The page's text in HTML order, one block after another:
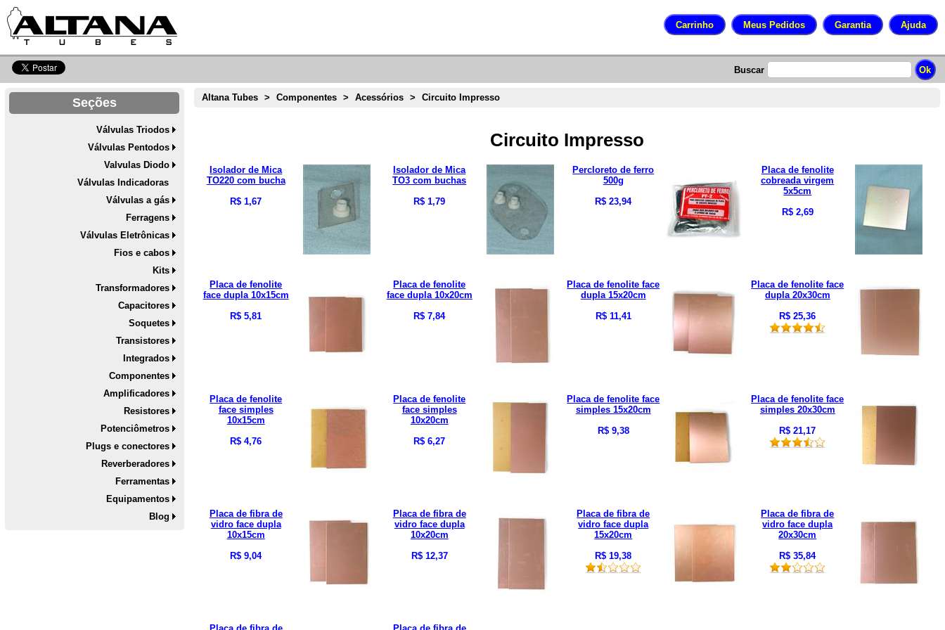
Buscar
Seções
Válvulas Triodos
Válvulas Pentodos
Valvulas Diodo
Válvulas Indicadoras
Válvulas a gás
Ferragens
Válvulas Eletrônicas
Fios e cabos
Kits
Transformadores
Capacitores
Soquetes
Transistores
Integrados
Componentes
Amplificadores
Resistores
Potenciômetros
Plugs e conectores
Reverberadores
Ferramentas
Equipamentos
Blog
Altana Tubes > Componentes > Acessórios > Circuito Impresso
Circuito Impresso
Isolador de Mica
TO220 com bucha
R$ 1,67
Isolador de Mica
TO3 com buchas
R$ 1,79
Percloreto de ferro
500g
R$ 23,94
Placa de fenolite
cobreada virgem
5x5cm
R$ 2,69
Placa de fenolite
face dupla 10x15cm
R$ 5,81
Placa de fenolite
face dupla 10x20cm
R$ 7,84
Placa de fenolite face
dupla 15x20cm
R$ 11,41
Placa de fenolite face
dupla 20x30cm
R$ 25,36
Placa de fenolite
face simples
10x15cm
R$ 4,76
Placa de fenolite
face simples
10x20cm
R$ 6,27
Placa de fenolite face
simples 15x20cm
R$ 9,38
Placa de fenolite face
simples 20x30cm
R$ 21,17
Placa de fibra de
vidro face dupla
10x15cm
R$ 9,04
Placa de fibra de
vidro face dupla
10x20cm
R$ 12,37
Placa de fibra de
vidro face dupla
15x20cm
R$ 19,38
Placa de fibra de
vidro face dupla
20x30cm
R$ 35,84